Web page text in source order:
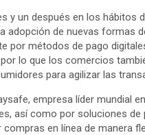
y un después en los
adopción de nuevas formas
por métodos de pago
lo que los comercios
para agilizar las
empresa líder mundial
así como por soluciones
en línea de manera